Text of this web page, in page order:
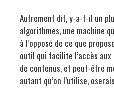
Autrement dit, y-a-t-il un
algorithmes, une machine
à l’opposé de ce que
outil qui facilite l’accès
de contenus, et peut-être
autant qu’on l’utilise,